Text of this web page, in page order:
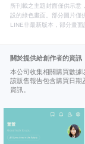
所刊載之主題封面僅供示意
設的綠色畫面。部分圖片僅
LINE非最新版本，部分畫面
關於提供給創作者的資訊
本公司收集相關購買數據
該販售報告包含購買日期
資訊。